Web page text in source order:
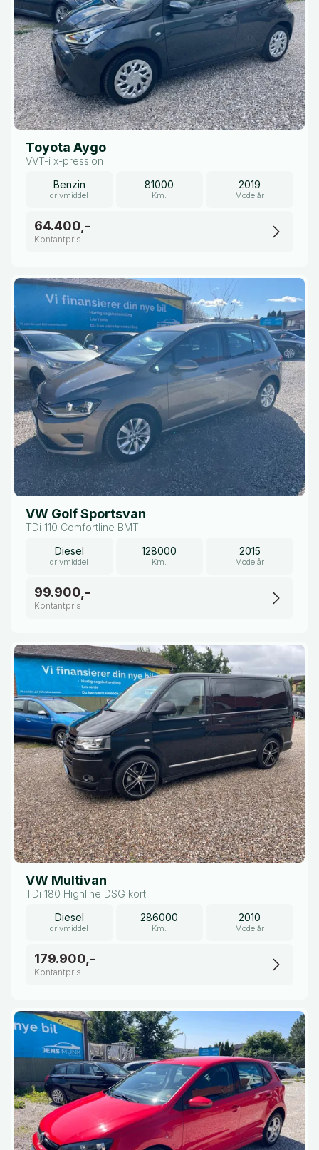
Toyota Aygo
VVT-i x-pression
Benzin
drivmiddel
81000
Km.
2019
Modelår
64.400,-
Kontantpris
VW Golf Sportsvan
TDi 110 Comfortline BMT
Diesel
drivmiddel
128000
Km.
2015
Modelår
99.900,-
Kontantpris
VW Multivan
TDi 180 Highline DSG kort
Diesel
drivmiddel
286000
Km.
2010
Modelår
179.900,-
Kontantpris